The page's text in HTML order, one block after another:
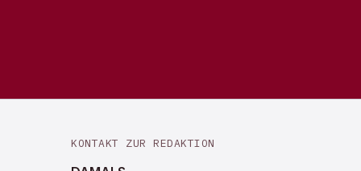
KONTAKT ZUR REDAKTION